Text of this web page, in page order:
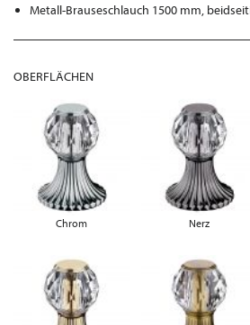
Metall-Brauseschlauch 1500 mm,
OBERFLÄCHEN
Chrom Nerz